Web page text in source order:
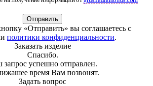
Отправить
«Отправить» вы соглашаетесь с
политики конфиденциальности.
Заказать изделие
Спасибо.
запрос успешно отправлен.
время Вам позвонят.
Задать вопрос